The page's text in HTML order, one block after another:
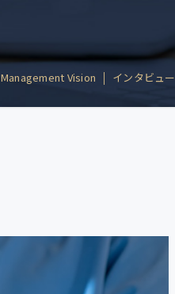
Management Vision インタビュー